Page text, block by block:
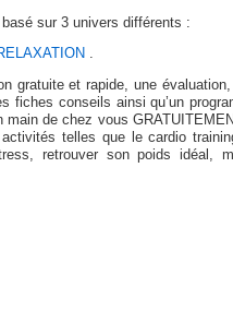
sur 3 univers différents :
.
gratuite et rapide, une
fiches conseils ainsi qu’un
main de chez vous
telles que le cardio
retrouver son poids idéal,